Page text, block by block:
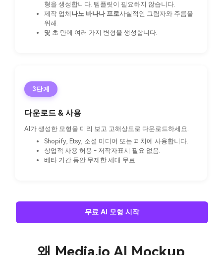
형을 생성합니다. 템플릿이 필요하지 않습니다.
제작 업체 나노 바나나 프로사실적인 그림자와 주름을
위해.
몇 초 만에 여러 가지 변형을 생성합니다.
3단계
다운로드 & 사용
AI가 생성한 모형을 미리 보고 고해상도로 다운로드하세요.
Shopify, Etsy, 소셜 미디어 또는 피치에 사용합니다.
상업적 사용 허용 - 저작자표시 필요 없음.
베타 기간 동안 무제한 세대 무료.
무료 AI 모형 시작